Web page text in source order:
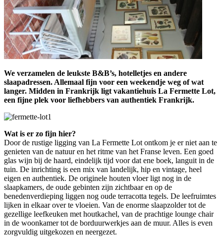
We verzamelen de leukste B&B’s, hotelletjes en andere
slaapadressen. Allemaal fijn voor een weekendje weg of wat
langer. Midden in Frankrijk ligt vakantiehuis La Fermette Lot,
een fijne plek voor liefhebbers van authentiek Frankrijk.
Wat is er zo fijn hier?
Door de rustige ligging van La Fermette Lot ontkom je er niet aan te
genieten van de natuur en het ritme van het Franse leven. Een goed
glas wijn bij de haard, eindelijk tijd voor dat ene boek, languit in de
tuin. De inrichting is een mix van landelijk, hip en vintage, heel
eigen en authentiek. De originele houten vloer ligt nog in de
slaapkamers, de oude gebinten zijn zichtbaar en op de
benedenverdieping liggen nog oude terracotta tegels. De leefruimtes
lijken in elkaar over te vloeien. Van de enorme slaapzolder tot de
gezellige leefkeuken met houtkachel, van de prachtige lounge chair
in de woonkamer tot de borduurwerkjes aan de muur. Alles is even
zorgvuldig uitgekozen en neergezet.